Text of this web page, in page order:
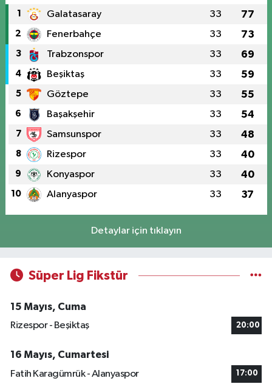
1 Galatasaray 33 77
2 Fenerbahçe 33 73
3 Trabzonspor 33 69
4 Beşiktaş 33 59
5 Göztepe 33 55
6 Başakşehir 33 54
7 Samsunspor 33 48
8 Rizespor 33 40
9 Konyaspor 33 40
10 Alanyaspor 33 37
Detaylar için tıklayın
Süper Lig Fikstür
15 Mayıs, Cuma
Rizespor - Beşiktaş
20:00
16 Mayıs, Cumartesi
Fatih Karagümrük - Alanyaspor
17:00